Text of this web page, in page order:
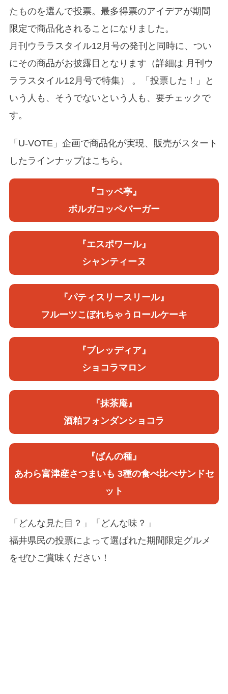
たものを選んで投票。最多得票のアイデアが期間
限定で商品化されることになりました。
月刊ウララスタイル12月号の発刊と同時に、つい
にその商品がお披露目となります（詳細は 月刊ウ
ララスタイル12月号で特集） 。「投票した！」と
いう人も、そうでないという人も、要チェックで
す。
「U-VOTE」企画で商品化が実現、販売がスタート
したラインナップはこちら。
『コッペ亭』
ボルガコッペバーガー
『エスポワール』
シャンティーヌ
『パティスリースリール』
フルーツこぼれちゃうロールケーキ
『ブレッディア』
ショコラマロン
『抹茶庵』
酒粕フォンダンショコラ
『ぱんの種』
あわら富津産さつまいも 3種の食べ比べサンドセ
ット
「どんな見た目？」「どんな味？」
福井県民の投票によって選ばれた期間限定グルメ
をぜひご賞味ください！